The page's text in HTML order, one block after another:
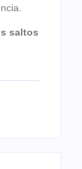
saltos